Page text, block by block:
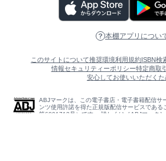
本棚アプリについ
このサイトについて推奨環境利用規約ISBN検
情報セキュリティーポリシー特定商取
安心してお使いいただくた
ABJマークは、この電子書店・電子書籍配信サ
ンツ使用許諾を得た正規版配信サービスであ
第6091713号）です。 詳しくは［ABJマーク